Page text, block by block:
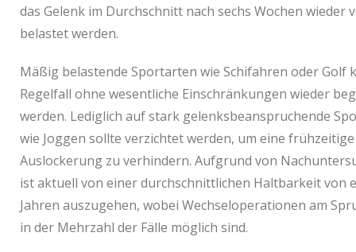
das Gelenk im Durchschnitt nach sechs Wochen wieder
belastet werden.
Mäßig belastende Sportarten wie Schifahren oder Golf
Regelfall ohne wesentliche Einschränkungen wieder
werden. Lediglich auf stark gelenksbeanspruchende
wie Joggen sollte verzichtet werden, um eine frühzeitige
Auslockerung zu verhindern. Aufgrund von
ist aktuell von einer durchschnittlichen Haltbarkeit von
Jahren auszugehen, wobei Wechseloperationen am
in der Mehrzahl der Fälle möglich sind.